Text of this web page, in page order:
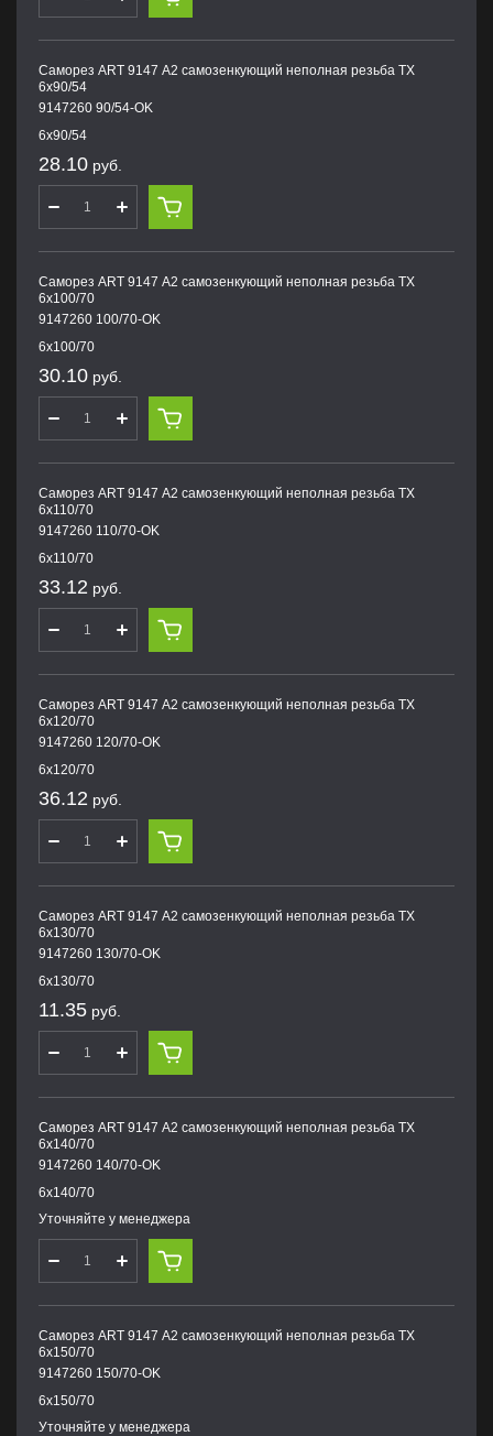
Саморез ART 9147 А2 самозенкующий неполная резьба TX
6х90/54
9147260 90/54-OK
6х90/54
28.10 руб.
Саморез ART 9147 А2 самозенкующий неполная резьба TX
6х100/70
9147260 100/70-OK
6х100/70
30.10 руб.
Саморез ART 9147 А2 самозенкующий неполная резьба TX
6х110/70
9147260 110/70-OK
6х110/70
33.12 руб.
Саморез ART 9147 А2 самозенкующий неполная резьба TX
6х120/70
9147260 120/70-OK
6х120/70
36.12 руб.
Саморез ART 9147 А2 самозенкующий неполная резьба TX
6х130/70
9147260 130/70-OK
6х130/70
11.35 руб.
Саморез ART 9147 А2 самозенкующий неполная резьба TX
6х140/70
9147260 140/70-OK
6х140/70
Уточняйте у менеджера
Саморез ART 9147 А2 самозенкующий неполная резьба TX
6х150/70
9147260 150/70-OK
6х150/70
Уточняйте у менеджера